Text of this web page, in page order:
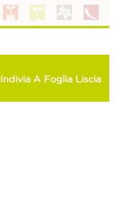
Indivia A Foglia Liscia